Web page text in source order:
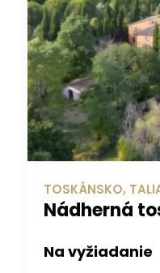
TOSKÁNSKO,
Nádherná
Na vyžiadanie